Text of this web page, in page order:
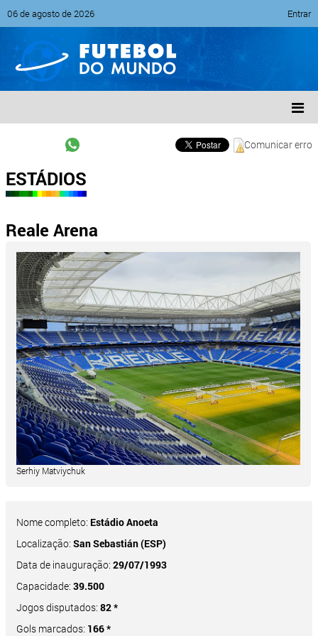
06 de agosto de 2026 Entrar
Comunicar erro
ESTÁDIOS
Reale Arena
Serhiy Matviychuk
Nome completo: Estádio Anoeta
Localização: San Sebastián (ESP)
Data de inauguração: 29/07/1993
Capacidade: 39.500
Jogos disputados: 82 *
Gols marcados: 166 *